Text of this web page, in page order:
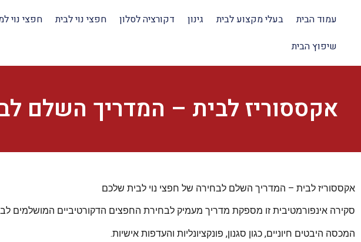
עמוד הבית בעלי מקצוע לבית גינון דקורציה לסלון חפצי נוי לבית חפצי נוי
שיפוץ הבית
אקססוריז לבית – המדריך השלם
אקססוריז לבית – המדריך השלם לבחירה של חפצי נוי לבית שלכם
סקירה אינפורמטיבית זו מספקת מדריך מעמיק לבחירת החפצים הדקורטיביים המושלמים
המכסה היבטים חיוניים, כגון סגנון, פונקציונליות והעדפות אישיות.